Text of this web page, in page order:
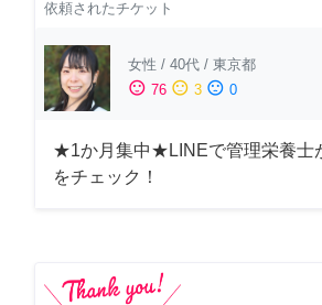
依頼されたチケット
女性 / 40代 / 東京都
sentiment_satisfied 76 sentiment_neutral 3 sentiment_dissatisfied 0
★1か月集中★LINEで管理栄養士
をチェック！